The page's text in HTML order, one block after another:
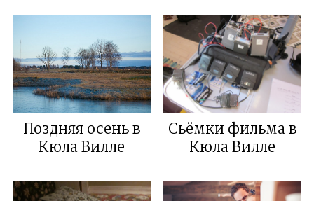
Поздняя осень в
Кюла Виллe
Сьёмки фильма в
Кюла Вилле